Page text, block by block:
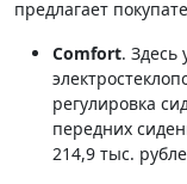
предлагает
Comfort. Здесь
регулировка
передних
214,9 тыс.